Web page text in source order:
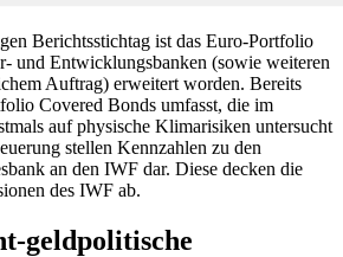
Berichtsstichtag ist das Euro-Portfolio
und Entwicklungsbanken (sowie weiteren
Auftrag) erweitert worden. Bereits
Covered Bonds umfasst, die im
auf physische Klimarisiken untersucht
stellen Kennzahlen zu den
an den IWF dar. Diese decken die
des IWF ab.
geldpolitische